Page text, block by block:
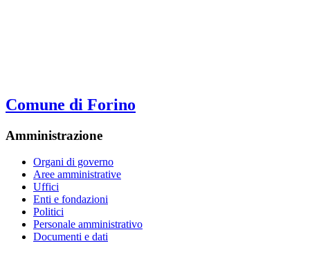
Comune di Forino
Amministrazione
Organi di governo
Aree amministrative
Uffici
Enti e fondazioni
Politici
Personale amministrativo
Documenti e dati